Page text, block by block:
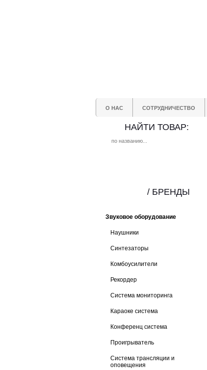
О НАС СОТРУДНИЧЕСТВО
НАЙТИ ТОВАР:
Звуковое оборудование
Наушники
Синтезаторы
Комбоусилители
Рекордер
Система мониторинга
Караоке система
Конференц система
Проигрыватель
Система трансляции и
оповещения
/ БРЕНДЫ